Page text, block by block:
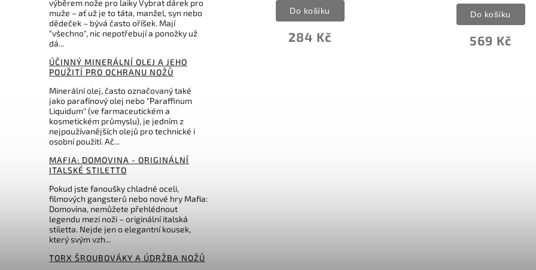
výběrem nože pro laiky Vybrat dárek pro
muže – ať už je to táta, manžel, syn nebo
dědeček – bývá často oříšek. Mají
"všechno", nic nepotřebují a ponožky už
dá...
ÚČINNÝ MINERÁLNÍ OLEJ A JEHO
POUŽITÍ PRO OCHRANU NOŽŮ
Minerální olej, často označovaný také
jako parafínový olej nebo "Paraffinum
Liquidum" (ve farmaceutickém a
kosmetickém průmyslu), je jedním z
nejpoužívanějších olejů pro technické i
osobní použití. Ač...
MAFIA: DOMOVINA - ORIGINÁLNÍ
ITALSKÉ STILETTO
Pokud jste fanoušky chladné oceli,
filmových gangsterů nebo nové hry Mafia:
Domovina, nemůžete přehlédnout
legendu mezi noži – originální italská
stiletta. Nejde jen o elegantní kousek,
který svým vzh...
TORX ŠROUBOVÁKY A ÚDRŽBA NOŽŮ
284 Kč
Do košíku
569 Kč
Do košíku
899 Kč
Do košíku